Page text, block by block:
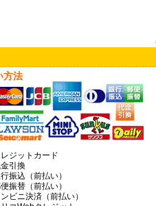
方法
ジットカード
引換
振込（前払い）
振替（前払い）
ビニ決済（前払い）